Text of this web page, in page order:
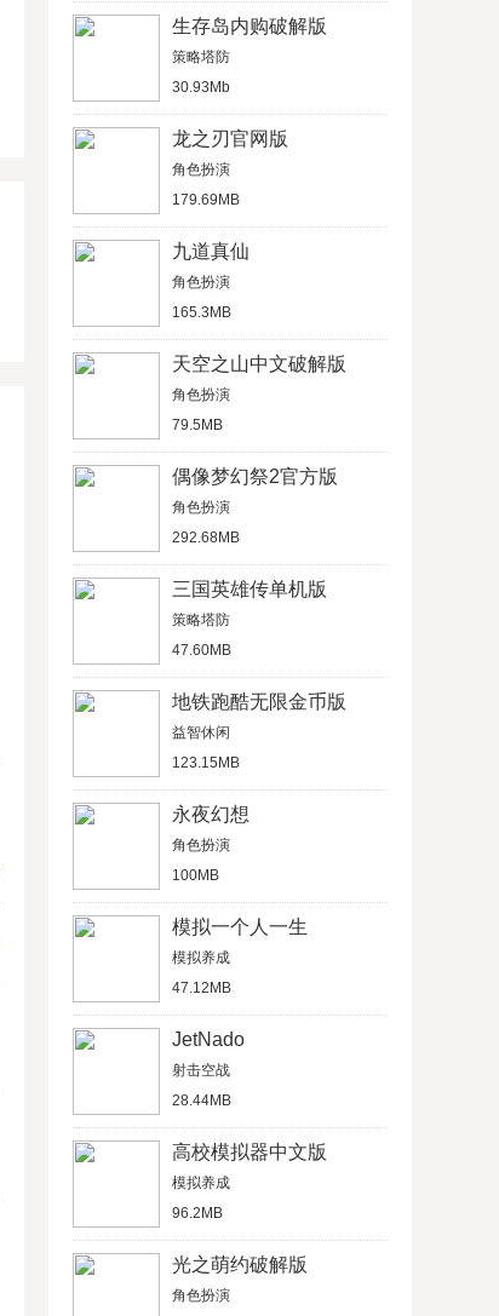
生存岛内购破解版
策略塔防
30.93Mb
龙之刃官网版
角色扮演
179.69MB
九道真仙
角色扮演
165.3MB
天空之山中文破解版
角色扮演
79.5MB
偶像梦幻祭2官方版
角色扮演
292.68MB
三国英雄传单机版
策略塔防
47.60MB
地铁跑酷无限金币版
益智休闲
123.15MB
永夜幻想
角色扮演
100MB
模拟一个人一生
模拟养成
47.12MB
JetNado
射击空战
28.44MB
高校模拟器中文版
模拟养成
96.2MB
光之萌约破解版
角色扮演